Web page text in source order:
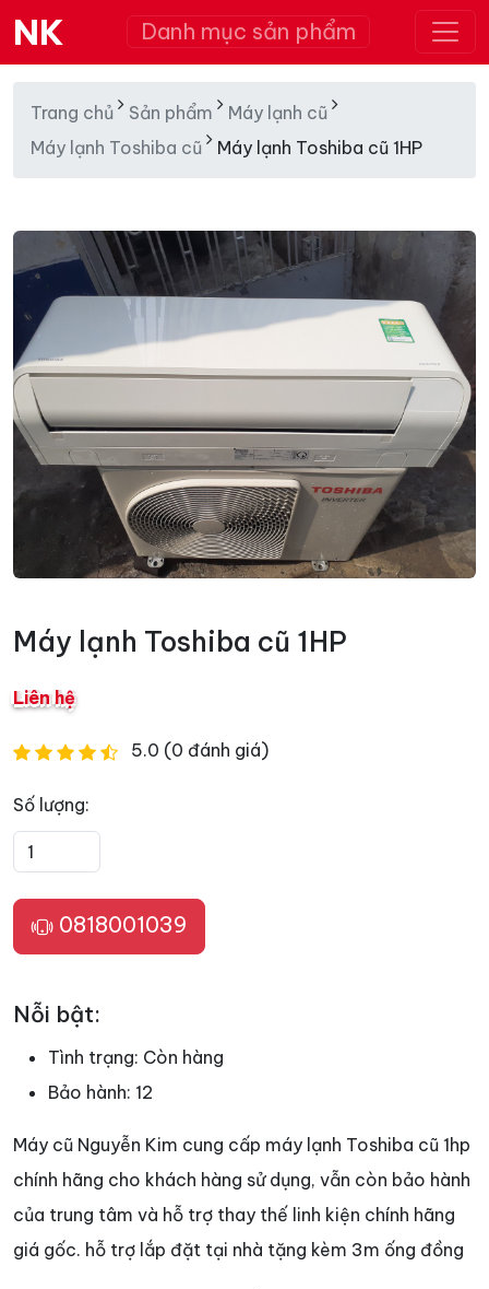
NK Danh mục sản phẩm
Trang chủ Sản phẩm
Máy lạnh cũ
Máy lạnh Toshiba cũ
Máy lạnh Toshiba cũ 1HP
Máy lạnh Toshiba cũ 1HP
Liên hệ
5.0 (0 đánh giá)
Số lượng:
0818001039
Nỗi bật:
Tình trạng: Còn hàng
Bảo hành: 12
Máy cũ Nguyễn Kim cung cấp máy lạnh Toshiba cũ 1hp
chính hãng cho khách hàng sử dụng, vẫn còn bảo hành
của trung tâm và hỗ trợ thay thế linh kiện chính hãng
giá gốc. hỗ trợ lắp đặt tại nhà tặng kèm 3m ống đồng